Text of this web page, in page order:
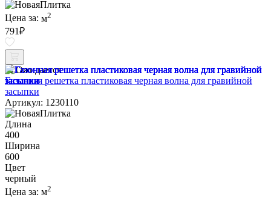
Цена за: м2
791₽
Ожидается
Газонная решетка пластиковая черная волна для гравийной
засыпки
Артикул: 1230110
Длина
400
Ширина
600
Цвет
черный
Цена за: м2